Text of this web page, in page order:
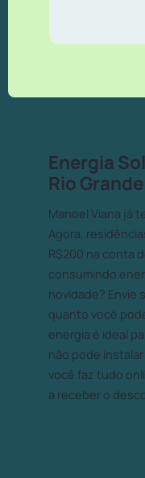
Energia
Rio
Manoel Viana já
Agora,
R$200 na conta
consumindo
novidade? Envie
quanto você
energia é ideal
não pode
você faz tudo
a receber o